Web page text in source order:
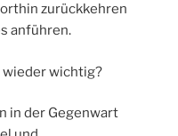
zurückkehren
anführen.
wichtig?
in der Gegenwart